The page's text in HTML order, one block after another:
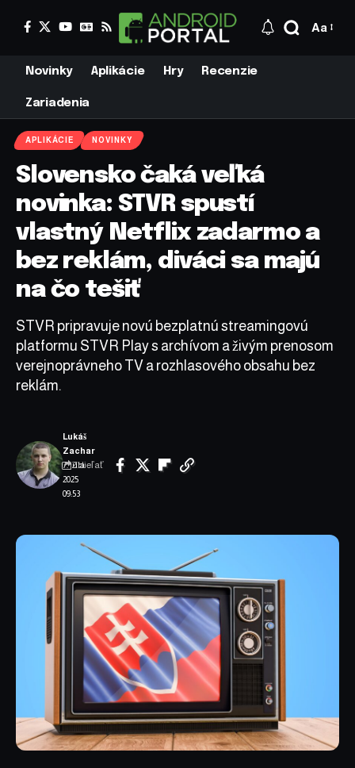
Aa
Novinky Aplikácie Hry Recenzie
Zariadenia
APLIKÁCIE NOVINKY
Slovensko čaká veľká
novinka: STVR spustí
vlastný Netflix zadarmo a
bez reklám, diváci sa majú
na čo tešiť
STVR pripravuje novú bezplatnú streamingovú
platformu STVR Play s archívom a živým prenosom
verejnoprávneho TV a rozhlasového obsahu bez
reklám.
7. júla
2025
09:53
Lukáš
Zachar
Zdieľať